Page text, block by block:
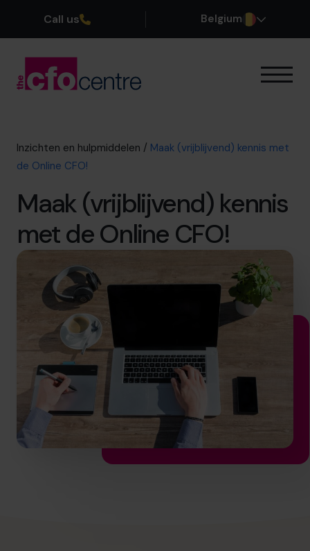
Call us Belgium
Onze CFO’s
Getuigenissen
Word lid van ons team
Plan een kennismakingsgesprek
03 808 8767
info.be@cfocentre.com
Inzichten en hulpmiddelen / Maak (vrijblijvend) kennis met
de Online CFO!
Maak (vrijblijvend) kennis
met de Online CFO!